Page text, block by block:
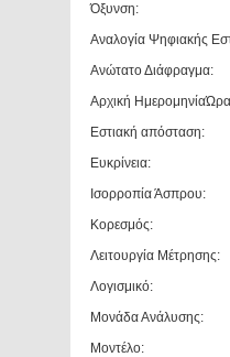
Όξυνση:
Αναλογία Ψηφιακής
Ανώτατο Διάφραγμα:
Αρχική
Εστιακή απόσταση:
Ευκρίνεια:
Ισορροπία Άσπρου:
Κορεσμός:
Λειτουργία Μέτρησης:
Λογισμικό:
Μονάδα Ανάλυσης:
Μοντέλο: